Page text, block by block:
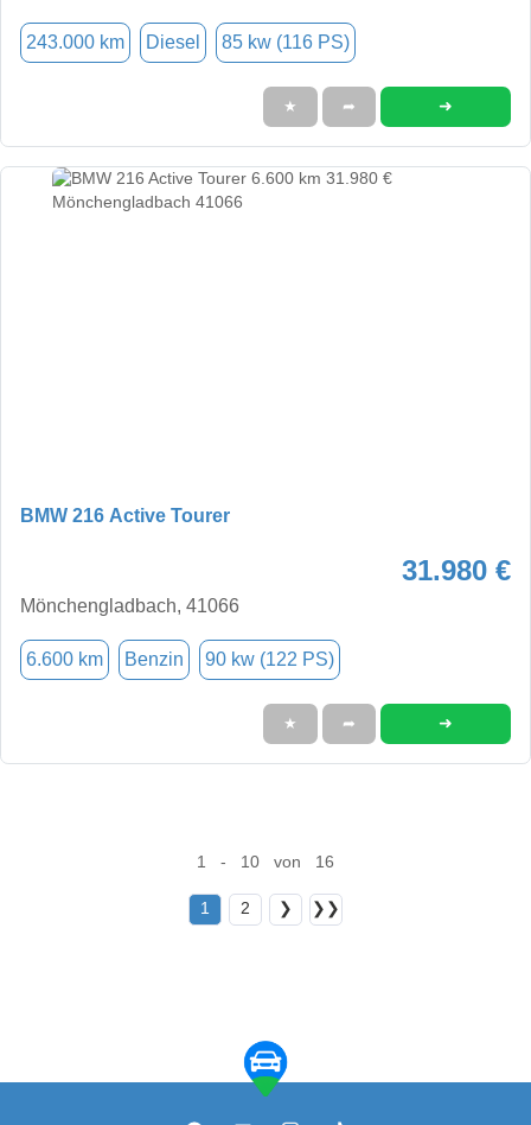
243.000 km Diesel 85 kw (116 PS)
★ ➦ ➜
BMW 216 Active Tourer
31.980 €
Mönchengladbach, 41066
6.600 km Benzin 90 kw (122 PS)
★ ➦ ➜
1 - 10 von 16
1 2 ❯ ❯❯